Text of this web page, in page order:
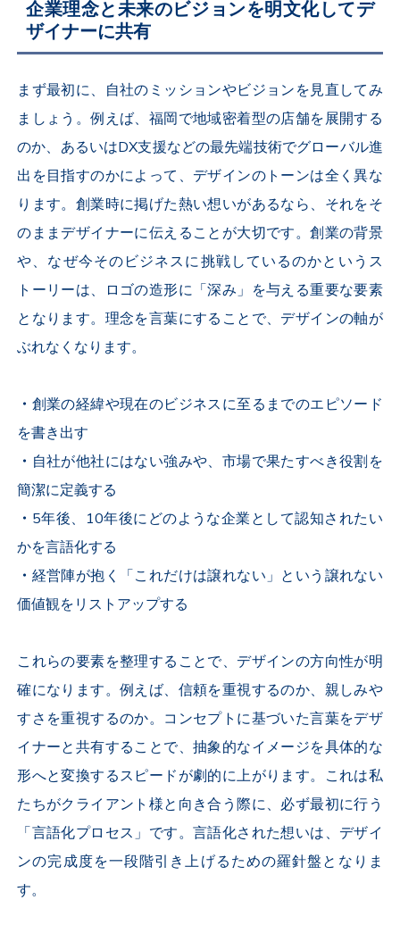
企業理念と未来のビジョンを明文化してデ
ザイナーに共有
まず最初に、自社のミッションやビジョンを見直してみ
ましょう。例えば、福岡で地域密着型の店舗を展開する
のか、あるいはDX支援などの最先端技術でグローバル進
出を目指すのかによって、デザインのトーンは全く異な
ります。創業時に掲げた熱い想いがあるなら、それをそ
のままデザイナーに伝えることが大切です。創業の背景
や、なぜ今そのビジネスに挑戦しているのかというス
トーリーは、ロゴの造形に「深み」を与える重要な要素
となります。理念を言葉にすることで、デザインの軸が
ぶれなくなります。
・ 創業の経緯や現在のビジネスに至るまでのエピソード
を書き出す
・ 自社が他社にはない強みや、市場で果たすべき役割を
簡潔に定義する
・ 5年後、10年後にどのような企業として認知されたい
かを言語化する
・ 経営陣が抱く「これだけは譲れない」という譲れない
価値観をリストアップする
これらの要素を整理することで、デザインの方向性が明
確になります。例えば、信頼を重視するのか、親しみや
すさを重視するのか。コンセプトに基づいた言葉をデザ
イナーと共有することで、抽象的なイメージを具体的な
形へと変換するスピードが劇的に上がります。これは私
たちがクライアント様と向き合う際に、必ず最初に行う
「言語化プロセス」です。言語化された想いは、デザイ
ンの完成度を一段階引き上げるための羅針盤となりま
す。